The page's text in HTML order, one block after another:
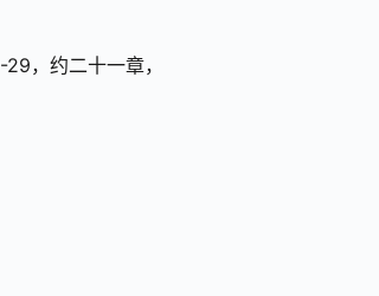
，约二十一章，